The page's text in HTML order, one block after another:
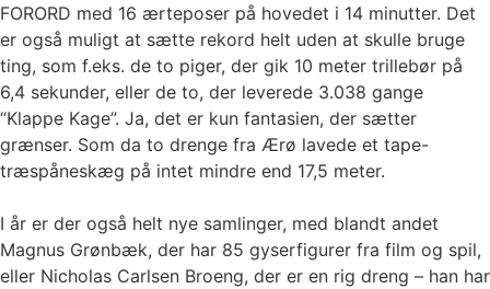
FORORD med 16 ærteposer på hovedet i 14 minutter. Det
er også muligt at sætte rekord helt uden at skulle bruge
ting, som f.eks. de to piger, der gik 10 meter trillebør på
6,4 sekunder, eller de to, der leverede 3.038 gange
“Klappe Kage”. Ja, det er kun fantasien, der sætter
grænser. Som da to drenge fra Ærø lavede et tape-
træspåneskæg på intet mindre end 17,5 meter.
I år er der også helt nye samlinger, med blandt andet
Magnus Grønbæk, der har 85 gyserfigurer fra film og spil,
eller Nicholas Carlsen Broeng, der er en rig dreng – han har